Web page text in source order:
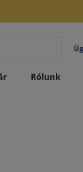
Rólunk